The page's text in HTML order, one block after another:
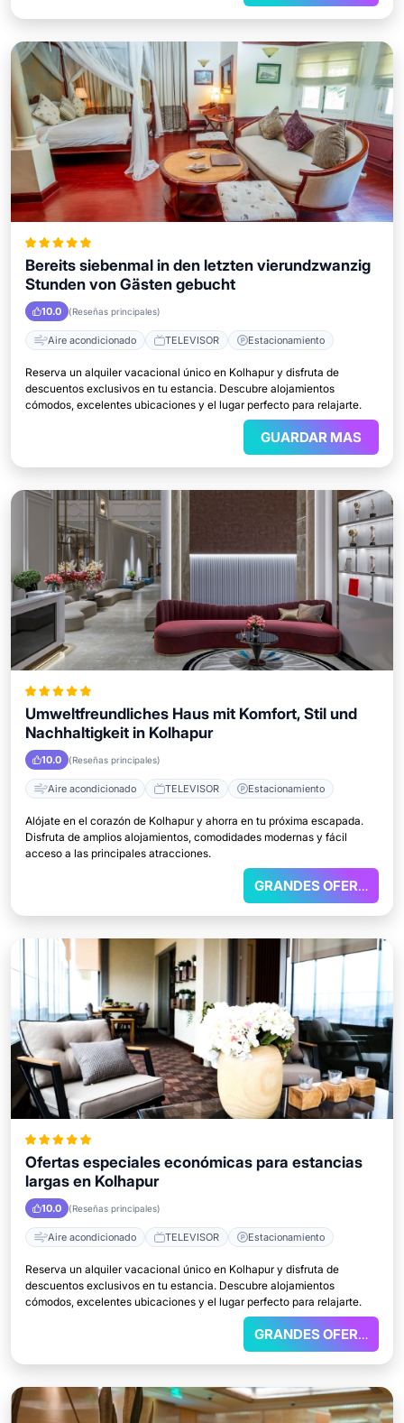
Bereits siebenmal in den letzten vierundzwanzig
Stunden von Gästen gebucht
10.0 (Reseñas principales)
Aire acondicionado TELEVISOR Estacionamiento
Reserva un alquiler vacacional único en Kolhapur y disfruta de
descuentos exclusivos en tu estancia. Descubre alojamientos
cómodos, excelentes ubicaciones y el lugar perfecto para relajarte.
GUARDAR MAS
Umweltfreundliches Haus mit Komfort, Stil und
Nachhaltigkeit in Kolhapur
10.0 (Reseñas principales)
Aire acondicionado TELEVISOR Estacionamiento
Alójate en el corazón de Kolhapur y ahorra en tu próxima escapada.
Disfruta de amplios alojamientos, comodidades modernas y fácil
acceso a las principales atracciones.
GRANDES OFERTAS
Ofertas especiales económicas para estancias
largas en Kolhapur
10.0 (Reseñas principales)
Aire acondicionado TELEVISOR Estacionamiento
Reserva un alquiler vacacional único en Kolhapur y disfruta de
descuentos exclusivos en tu estancia. Descubre alojamientos
cómodos, excelentes ubicaciones y el lugar perfecto para relajarte.
GRANDES OFERTAS